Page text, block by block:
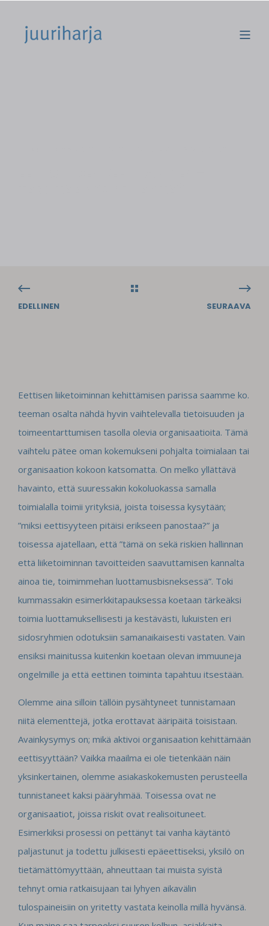
EDELLINEN SEURAAVA
Eettisen liiketoiminnan kehittämisen parissa saamme ko.
teeman osalta nähdä hyvin vaihtelevalla tietoisuuden ja
toimeentarttumisen tasolla olevia organisaatioita. Tämä
vaihtelu pätee oman kokemukseni pohjalta toimialaan tai
organisaation kokoon katsomatta. On melko yllättävä
havainto, että suuressakin kokoluokassa samalla
toimialalla toimii yrityksiä, joista toisessa kysytään;
”miksi eettisyyteen pitäisi erikseen panostaa?” ja
toisessa ajatellaan, että ”tämä on sekä riskien hallinnan
että liiketoiminnan tavoitteiden saavuttamisen kannalta
ainoa tie, toimimmehan luottamusbisneksessä”. Toki
kummassakin esimerkkitapauksessa koetaan tärkeäksi
toimia luottamuksellisesti ja kestävästi, lukuisten eri
sidosryhmien odotuksiin samanaikaisesti vastaten. Vain
ensiksi mainitussa kuitenkin koetaan olevan immuuneja
ongelmille ja että eettinen toiminta tapahtuu itsestään.
Olemme aina silloin tällöin pysähtyneet tunnistamaan
niitä elementtejä, jotka erottavat ääripäitä toisistaan.
Avainkysymys on; mikä aktivoi organisaation kehittämään
eettisyyttään? Vaikka maailma ei ole tietenkään näin
yksinkertainen, olemme asiakaskokemusten perusteella
tunnistaneet kaksi pääryhmää. Toisessa ovat ne
organisaatiot, joissa riskit ovat realisoituneet.
Esimerkiksi prosessi on pettänyt tai vanha käytäntö
paljastunut ja todettu julkisesti epäeettiseksi, yksilö on
tietämättömyyttään, ahneuttaan tai muista syistä
tehnyt omia ratkaisujaan tai lyhyen aikavälin
tulospaineisiin on yritetty vastata keinolla millä hyvänsä.